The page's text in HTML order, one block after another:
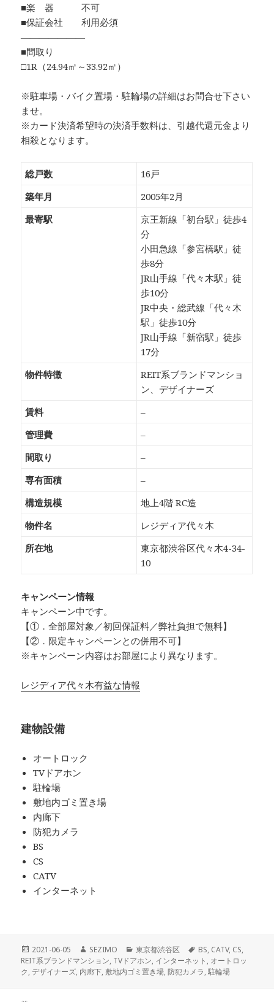
■楽 器 不可
■保証会社 利用必須
―――――――
■間取り
□1R（24.94㎡～33.92㎡）
※駐車場・バイク置場・駐輪場の詳細はお問合せ下さい
ませ。
※カード決済希望時の決済手数料は、引越代還元金より
相殺となります。
総戸数
16戸
築年月
2005年2月
最寄駅
京王新線「初台駅」徒歩4
分
小田急線「参宮橋駅」徒
歩8分
JR山手線「代々木駅」徒
歩10分
JR中央・総武線「代々木
駅」徒歩10分
JR山手線「新宿駅」徒歩
17分
物件特徴
REIT系ブランドマンショ
ン、デザイナーズ
賃料
–
管理費
–
間取り
–
専有面積
–
構造規模
地上4階 RC造
物件名
レジディア代々木
所在地
東京都渋谷区代々木4-34-
10
キャンペーン情報
キャンペーン中です。
【①．全部屋対象／初回保証料／弊社負担で無料】
【②．限定キャンペーンとの併用不可】
※キャンペーン内容はお部屋により異なります。
レジディア代々木有益な情報
建物設備
オートロック
TVドアホン
駐輪場
敷地内ゴミ置き場
内廊下
防犯カメラ
BS
CS
CATV
インターネット
投
稿
日:
2021-06-05
作
成
者
SEZIMO
カ
テ
ゴ
東京都渋谷区
タ
グ
BS, CATV, CS,
REIT系ブランドマンション, TVドアホン, インターネット , オートロッ
ク,デザイナーズ, 内廊下, 敷地内ゴミ置き場,防犯カメラ,駐輪場